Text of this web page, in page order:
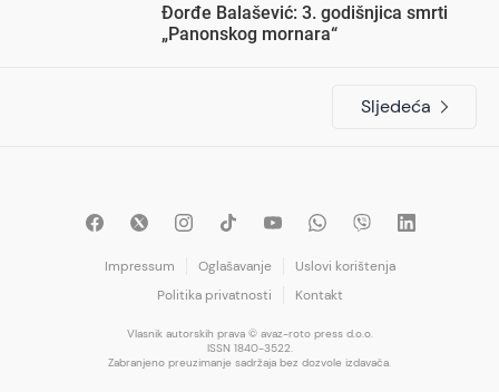
Đorđe Balašević: 3. godišnjica smrti
„Panonskog mornara“
Sljedeća
Impressum Oglašavanje
Uslovi korištenja
Politika privatnosti
Kontakt
Vlasnik autorskih prava © avaz-roto press d.o.o.
ISSN 1840-3522.
Zabranjeno preuzimanje sadržaja bez dozvole izdavača.